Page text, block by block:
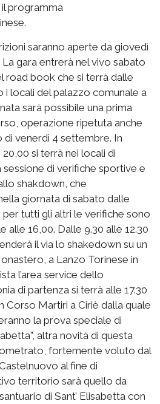
programma
saranno aperte da giovedì
gara entrerà nel vivo sabato
road book che si terrà dalle
i locali del palazzo comunale a
sarà possibile una prima
operazione ripetuta anche
di venerdì 4 settembre. In
si terrà nei locali di
di verifiche sportive e
shakdown, che
giornata di sabato dalle
tutti gli altri le verifiche sono
alle 16,00. Dalle 9.30 alle 12.30
il via lo shakedown su un
a Lanzo Torinese in
l’area service dello
di partenza si terrà alle 17.30
Corso Martiri a Ciriè dalla quale
la prova speciale di
altra novità di questa
fortemente voluto dal
al fine di
territorio sarà quello da
di Sant’ Elisabetta con